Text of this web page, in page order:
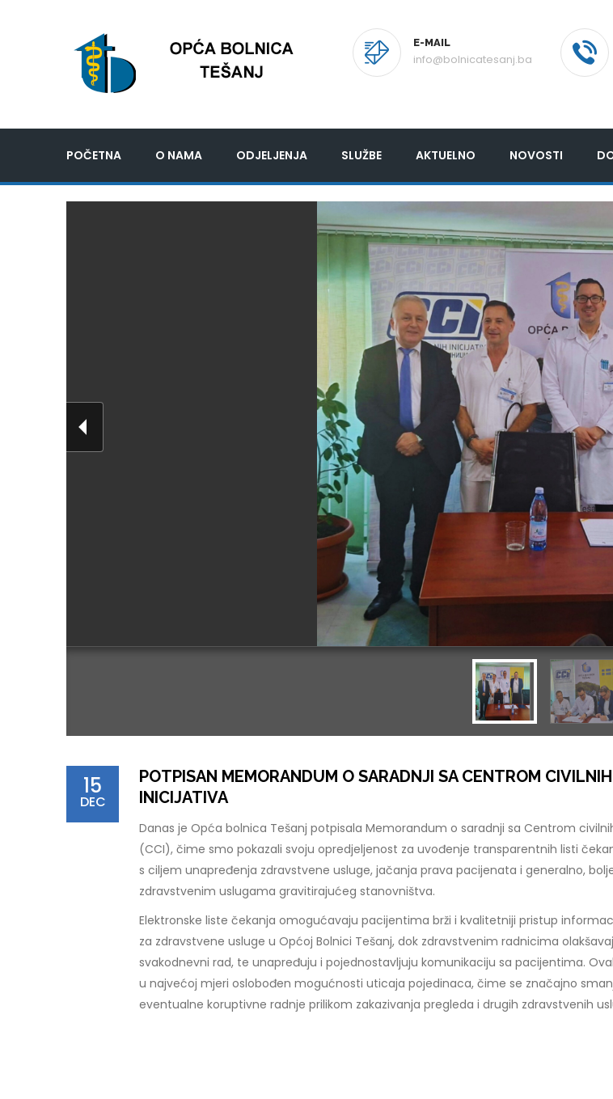
E-MAIL
info@bolnicatesanj.ba
POČETNA O NAMA ODJELJENJA SLUŽBE AKTUELNO NOVOSTI
15
DEC
POTPISAN MEMORANDUM O SARADNJI SA CENTROM CIVILNIH
INICIJATIVA
Danas je Opća bolnica Tešanj potpisala Memorandum o saradnji sa Centrom
(CCI), čime smo pokazali svoju opredjeljenost za uvođenje transparentnih listi
s ciljem unapređenja zdravstvene usluge, jačanja prava pacijenata i generalno,
zdravstvenim uslugama gravitirajućeg stanovništva.
Elektronske liste čekanja omogućavaju pacijentima brži i kvalitetniji pristup
za zdravstvene usluge u Općoj Bolnici Tešanj, dok zdravstvenim radnicima
svakodnevni rad, te unapređuju i pojednostavljuju komunikaciju sa pacijentima.
u najvećoj mjeri oslobođen mogućnosti uticaja pojedinaca, čime se značajno
eventualne koruptivne radnje prilikom zakazivanja pregleda i drugih zdravstvenih